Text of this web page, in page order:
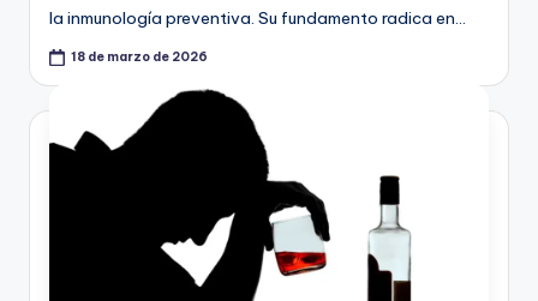
la inmunología preventiva. Su fundamento radica en…
18 de marzo de 2026